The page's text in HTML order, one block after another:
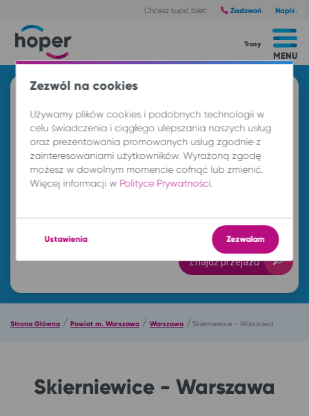
Chcesz kupić bilet: Zadzwoń Napisz
MENU
Trasy
DO
-- : --
Znajdź przejazd
Strona Główna / Powiat m. Warszawa / Warszawa /Skierniewice - Warszawa
Skierniewice - Warszawa
Zezwól na cookies
Używamy plików cookies i podobnych technologii w
celu świadczenia i ciągłego ulepszania naszych usług
oraz prezentowania promowanych usług zgodnie z
zainteresowaniami użytkowników. Wyrażoną zgodę
możesz w dowolnym momencie cofnąć lub zmienić.
Więcej informacji w Polityce Prywatności
Ustawienia Zezwalam